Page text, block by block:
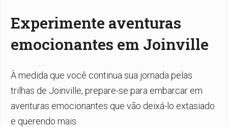
Experimente aventuras
emocionantes em Joinville
À medida que você continua sua jornada pelas
trilhas de Joinville, prepare-se para embarcar em
aventuras emocionantes que vão deixá-lo extasiado
e querendo mais.